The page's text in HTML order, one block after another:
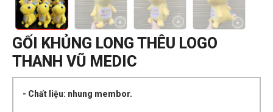
GỐI KHỦNG LONG THÊU LOGO
THANH VŨ MEDIC
- Chất liệu: nhung membor.